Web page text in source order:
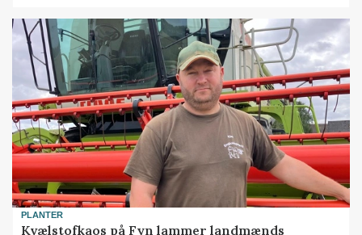
PLANTER
Kvælstofkaos på Fyn lammer landmænds